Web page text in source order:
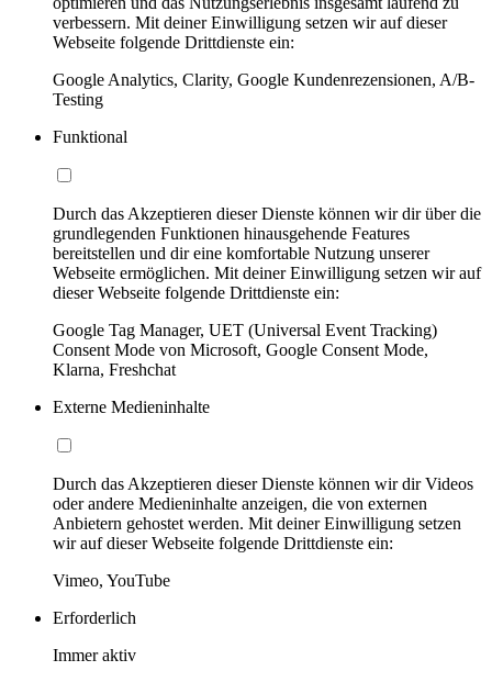
verbessern. Mit deiner Einwilligung setzen wir auf dieser
Webseite folgende Drittdienste ein:
Google Analytics, Clarity, Google Kundenrezensionen, A/B-
Testing
Funktional
Durch das Akzeptieren dieser Dienste können wir dir über die
grundlegenden Funktionen hinausgehende Features
bereitstellen und dir eine komfortable Nutzung unserer
Webseite ermöglichen. Mit deiner Einwilligung setzen wir auf
dieser Webseite folgende Drittdienste ein:
Google Tag Manager, UET (Universal Event Tracking)
Consent Mode von Microsoft, Google Consent Mode,
Klarna, Freshchat
Externe Medieninhalte
Durch das Akzeptieren dieser Dienste können wir dir Videos
oder andere Medieninhalte anzeigen, die von externen
Anbietern gehostet werden. Mit deiner Einwilligung setzen
wir auf dieser Webseite folgende Drittdienste ein:
Vimeo, YouTube
Erforderlich
Immer aktiv